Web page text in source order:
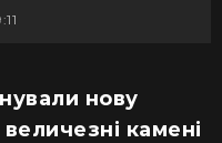
нову
камені